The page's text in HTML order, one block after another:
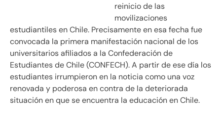
reinicio de las
movilizaciones
estudiantiles en Chile. Precisamente en esa fecha fue
convocada la primera manifestación nacional de los
universitarios afiliados a la Confederación de
Estudiantes de Chile (CONFECH). A partir de ese día los
estudiantes irrumpieron en la noticia como una voz
renovada y poderosa en contra de la deteriorada
situación en que se encuentra la educación en Chile.